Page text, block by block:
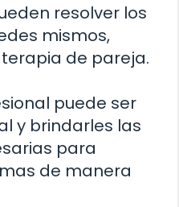
resolver los
mismos,
de pareja.
puede ser
y brindarles las
para
de manera